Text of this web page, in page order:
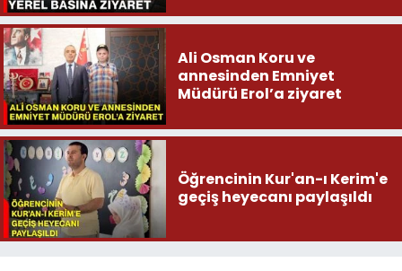
Ali Osman Koru ve
annesinden Emniyet
Müdürü Erol’a ziyaret
Öğrencinin Kur'an-ı Kerim'e
geçiş heyecanı paylaşıldı